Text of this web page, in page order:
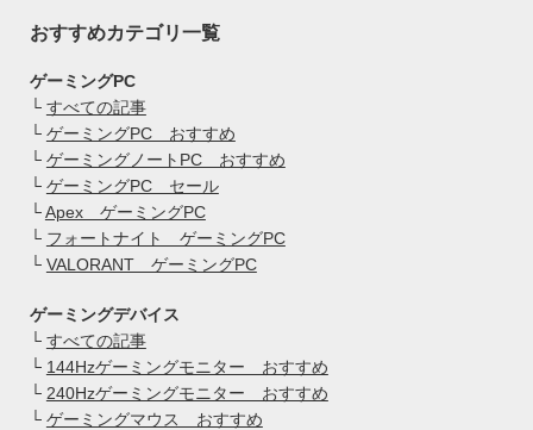
おすすめカテゴリ一覧
ゲーミングPC
└ すべての記事
└ ゲーミングPC おすすめ
└ ゲーミングノートPC おすすめ
└ ゲーミングPC セール
└Apex ゲーミングPC
└ フォートナイト ゲーミングPC
└ VALORANT ゲーミングPC
ゲーミングデバイス
└ すべての記事
└ 144Hzゲーミングモニター おすすめ
└ 240Hzゲーミングモニター おすすめ
└ ゲーミングマウス おすすめ